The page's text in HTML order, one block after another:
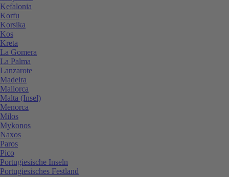
Kefalonia
Korfu
Korsika
Kos
Kreta
La Gomera
La Palma
Lanzarote
Madeira
Mallorca
Malta (Insel)
Menorca
Milos
Mykonos
Naxos
Paros
Pico
Portugiesische Inseln
Portugiesisches Festland